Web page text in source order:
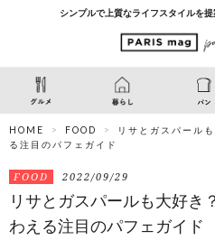
シンプルで上質なライフスタイルを
HOME FOOD
リサとガスパール
る注目のパフェガイド
FOOD 2022/09/29
リサとガスパールも大好き
わえる注目のパフェガイド